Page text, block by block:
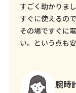
すごく助かりま
すぐに使えるの
その場ですぐに
い。という点も
腕時